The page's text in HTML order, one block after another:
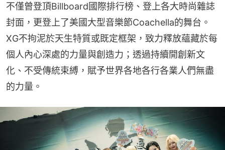
不僅曾登頂Billboard國際排行榜、登上各大時尚雜誌
封面，更登上了美國大型音樂節Coachella的舞台。
XG不拘泥於天生特質或既定框架，致力釋放蘊藏於每
個人內心深處的力量與創造力；透過持續開創新文
化、不受傳統束縛，賦予世界各地各行各業人們無盡
的力量。